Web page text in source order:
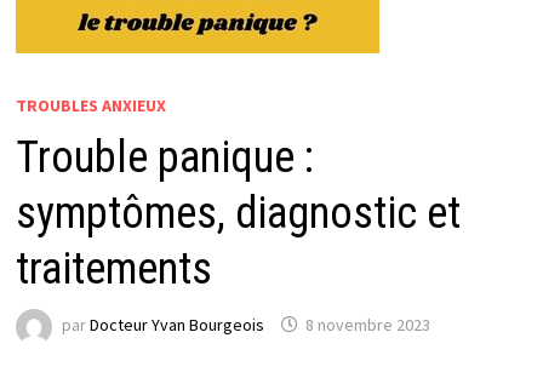
TROUBLES ANXIEUX
Trouble panique :
symptômes, diagnostic et
traitements
parDocteur Yvan Bourgeois 8 novembre 2023